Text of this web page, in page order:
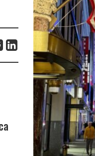
Put u EU kao
Gazimestan:
nastavlja da
jubileje od